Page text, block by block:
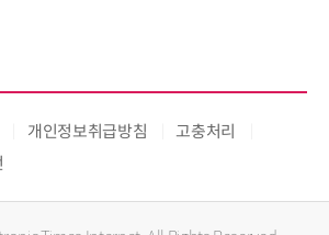
개인정보취급방침
고충처리